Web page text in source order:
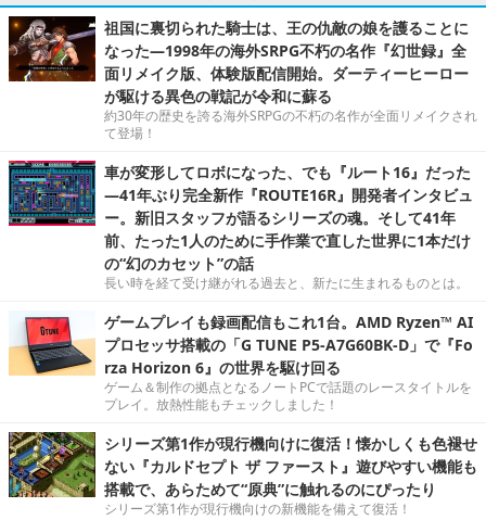
祖国に裏切られた騎士は、王の仇敵の娘を護ることに
なった―1998年の海外SRPG不朽の名作『幻世録』全
面リメイク版、体験版配信開始。ダーティーヒーロー
が駆ける異色の戦記が令和に蘇る
約30年の歴史を誇る海外SRPGの不朽の名作が全面リメイクされ
て登場！
車が変形してロボになった、でも『ルート16』だった
―41年ぶり完全新作『ROUTE16R』開発者インタビュ
ー。新旧スタッフが語るシリーズの魂。そして41年
前、たった1人のために手作業で直した世界に1本だけ
の“幻のカセット”の話
長い時を経て受け継がれる過去と、新たに生まれるものとは。
ゲームプレイも録画配信もこれ1台。AMD Ryzen™ AI
プロセッサ搭載の「G TUNE P5-A7G60BK-D」で『Fo
rza Horizon 6』の世界を駆け回る
ゲーム＆制作の拠点となるノートPCで話題のレースタイトルを
プレイ。放熱性能もチェックしました！
シリーズ第1作が現行機向けに復活！懐かしくも色褪せ
ない『カルドセプト ザ ファースト』遊びやすい機能も
搭載で、あらためて“原典”に触れるのにぴったり
シリーズ第1作が現行機向けの新機能を備えて復活！